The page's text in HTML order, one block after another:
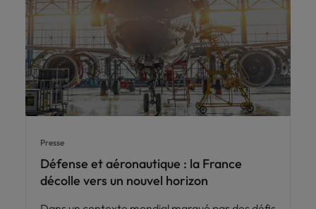
Presse
Défense et aéronautique : la France
décolle vers un nouvel horizon